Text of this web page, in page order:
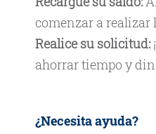
comenzar a realizar
Realice su solicitud:
ahorrar tiempo y
¿Necesita ayuda?